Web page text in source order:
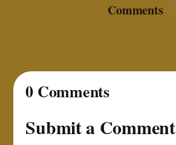
Comments
0 Comments
Submit a Comment